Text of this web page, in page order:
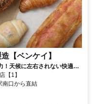
【ベンケイ】
！天候に左右されない快適な
【1】
南口から直結